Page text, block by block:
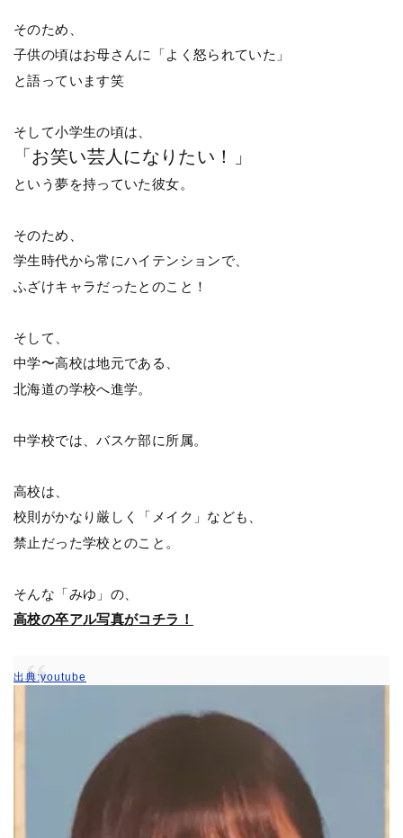
そのため、
子供の頃はお母さんに「よく怒られていた」
と語っています笑
そして小学生の頃は、
「お笑い芸人になりたい！」
という夢を持っていた彼女。
そのため、
学生時代から常にハイテンションで、
ふざけキャラだったとのこと！
そして、
中学〜高校は地元である、
北海道の学校へ進学。
中学校では、バスケ部に所属。
高校は、
校則がかなり厳しく「メイク」なども、
禁止だった学校とのこと。
そんな「みゆ」の、
高校の卒アル写真がコチラ！
出典:youtube